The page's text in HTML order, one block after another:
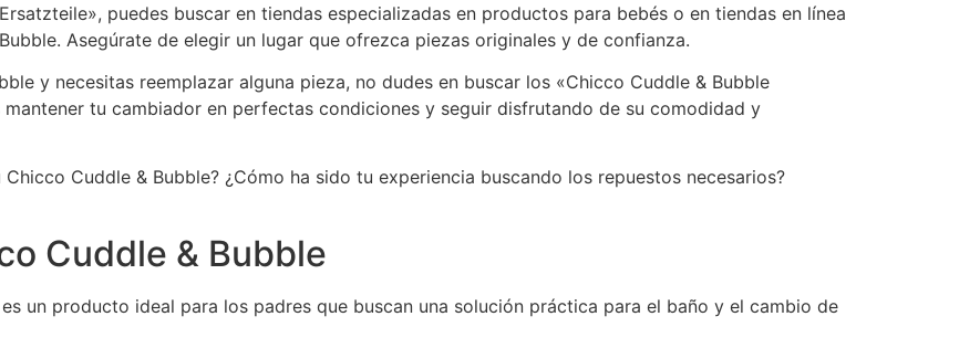
puedes buscar en tiendas especializadas en productos para bebés o en tiendas en línea
Asegúrate de elegir un lugar que ofrezca piezas originales y de confianza.
y necesitas reemplazar alguna pieza, no dudes en buscar los «Chicco Cuddle & Bubble
tu cambiador en perfectas condiciones y seguir disfrutando de su comodidad y
Cuddle & Bubble? ¿Cómo ha sido tu experiencia buscando los repuestos necesarios?
Cuddle & Bubble
es un producto ideal para los padres que buscan una solución práctica para el baño y el cambio de